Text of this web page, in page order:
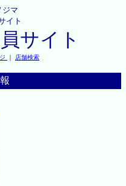
ジマ
イト
サイト
｜ 店舗検索